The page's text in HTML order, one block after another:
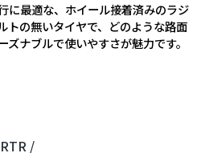
に最適な、ホイール接着済みのラジ
トの無いタイヤで、どのような路面
ナブルで使いやすさが魅力です。
/